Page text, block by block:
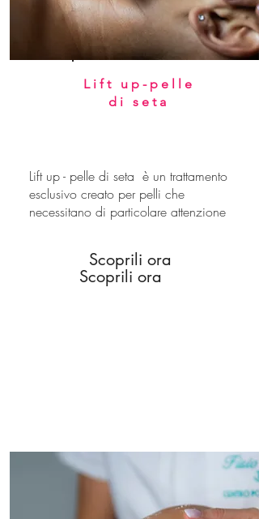
Lift up-pelle
di seta
Lift up - pelle di seta è un trattamento
esclusivo creato per pelli che
necessitano di particolare attenzione
Scoprili ora
Scoprili ora